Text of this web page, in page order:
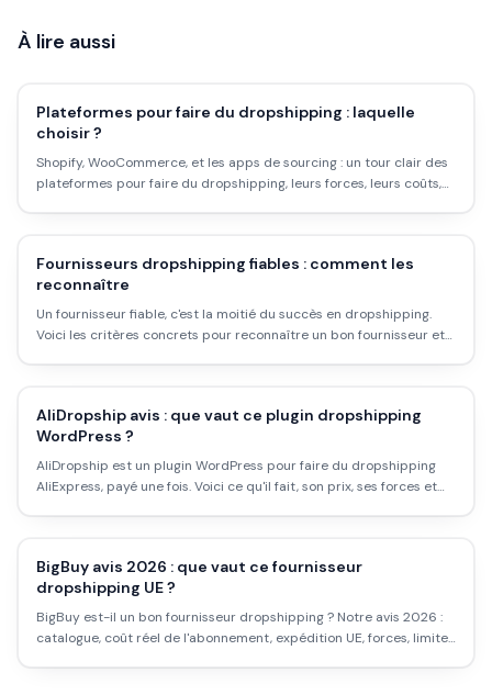
À lire aussi
Plateformes pour faire du dropshipping : laquelle
choisir ?
Shopify, WooCommerce, et les apps de sourcing : un tour clair des
plateformes pour faire du dropshipping, leurs forces, leurs coûts,
Fournisseurs dropshipping fiables : comment les
reconnaître
Un fournisseur fiable, c'est la moitié du succès en dropshipping.
Voici les critères concrets pour reconnaître un bon fournisseur et
AliDropship avis : que vaut ce plugin dropshipping
WordPress ?
AliDropship est un plugin WordPress pour faire du dropshipping
AliExpress, payé une fois. Voici ce qu'il fait, son prix, ses forces et
BigBuy avis 2026 : que vaut ce fournisseur
dropshipping UE ?
BigBuy est-il un bon fournisseur dropshipping ? Notre avis 2026 :
catalogue, coût réel de l'abonnement, expédition UE, forces, limites